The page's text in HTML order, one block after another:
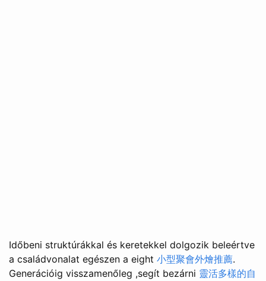
Időbeni struktúrákkal és keretekkel dolgozik beleértve
a családvonalat egészen a eight 小型聚會外燴推薦.
Generációig visszamenőleg ,segít bezárni 靈活多樣的自